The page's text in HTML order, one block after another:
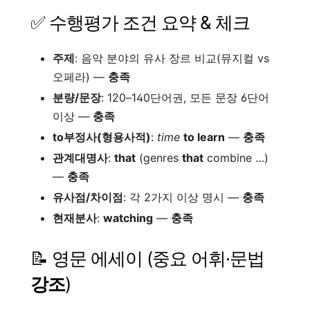
✅ 수행평가 조건 요약 & 체크
주제: 음악 분야의 유사 장르 비교(뮤지컬 vs
오페라) — 충족
분량/문장: 120–140단어권, 모든 문장 6단어
이상 — 충족
to부정사(형용사적): time to learn — 충족
관계대명사: that (genres that combine …)
— 충족
유사점/차이점: 각 2가지 이상 명시 — 충족
현재분사: watching — 충족
📝 영문 에세이 (중요 어휘·문법
강조)